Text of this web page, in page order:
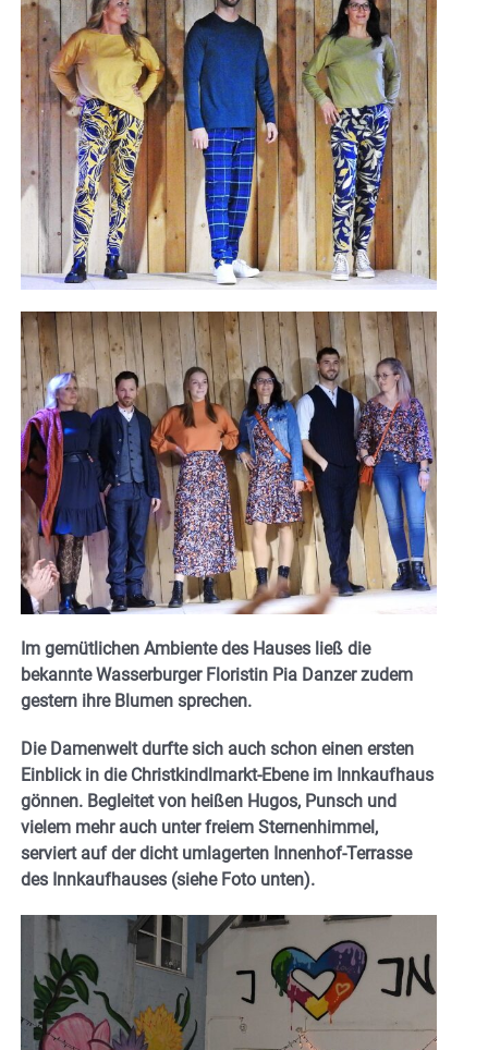
Im gemütlichen Ambiente des Hauses ließ die
bekannte Wasserburger Floristin Pia Danzer zudem
gestern ihre Blumen sprechen.
Die Damenwelt durfte sich auch schon einen ersten
Einblick in die Christkindlmarkt-Ebene im Innkaufhaus
gönnen. Begleitet von heißen Hugos, Punsch und
vielem mehr auch unter freiem Sternenhimmel,
serviert auf der dicht umlagerten Innenhof-Terrasse
des Innkaufhauses (siehe Foto unten).